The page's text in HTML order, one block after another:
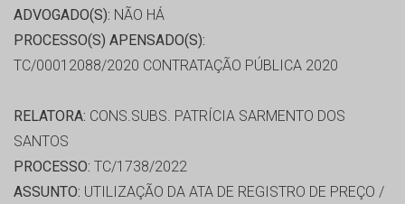
ADVOGADO(S): NÃO HÁ
PROCESSO(S) APENSADO(S):
TC/00012088/2020 CONTRATAÇÃO PÚBLICA 2020
RELATORA: CONS.SUBS. PATRÍCIA SARMENTO DOS
SANTOS
PROCESSO: TC/1738/2022
ASSUNTO: UTILIZAÇÃO DA ATA DE REGISTRO DE PREÇO /